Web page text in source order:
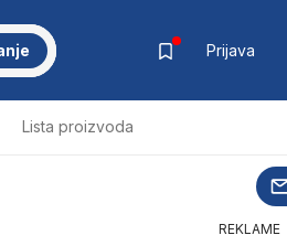
Prijava
Lista proizvoda
REKLAME